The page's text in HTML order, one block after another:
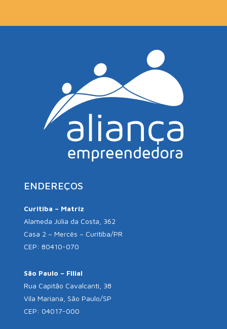
ENDEREÇOS
Curitiba – Matriz
Alameda Júlia da Costa, 362
Casa 2 – Mercês – Curitiba/PR
CEP: 80410-070
São Paulo – Filial
Rua Capitão Cavalcanti, 38
Vila Mariana, São Paulo/SP
CEP: 04017-000